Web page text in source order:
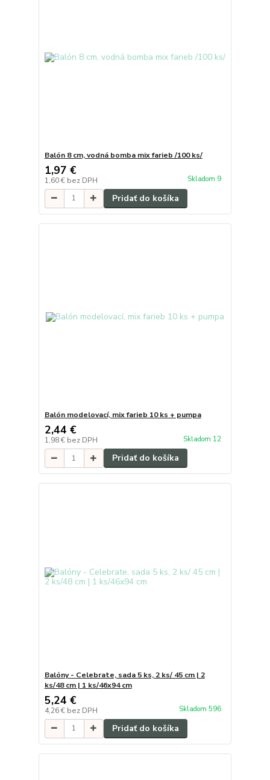
Balón 8 cm, vodná bomba mix farieb /100 ks/
1,97 €
1,60 € bez DPH Skladom 9
Pridať do košíka
Balón modelovací, mix farieb 10 ks + pumpa
2,44 €
1,98 € bez DPH Skladom 12
Pridať do košíka
Balóny - Celebrate, sada 5 ks, 2 ks/ 45 cm | 2
ks/48 cm | 1 ks/46x94 cm
5,24 €
4,26 € bez DPH Skladom 596
Pridať do košíka